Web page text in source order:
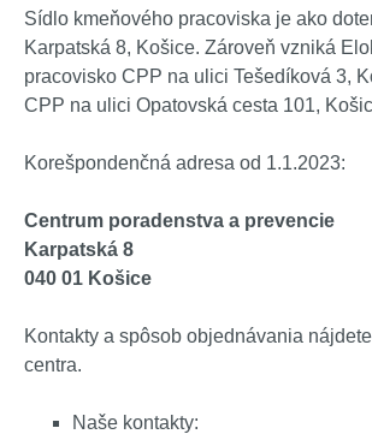
Sídlo kmeňového pracoviska je ako
Karpatská 8, Košice. Zároveň vzniká
pracovisko CPP na ulici Tešedíková 3,
CPP na ulici Opatovská cesta 101,
Korešpondenčná adresa od 1.1.2023:
Centrum poradenstva a prevencie
Karpatská 8
040 01 Košice
Kontakty a spôsob objednávania
centra.
Naše kontakty: